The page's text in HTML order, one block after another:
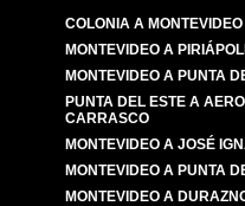
COLONIA A MONTEVIDEO
MONTEVIDEO A
MONTEVIDEO A PUNTA
PUNTA DEL ESTE A
CARRASCO
MONTEVIDEO A JOSÉ
MONTEVIDEO A PUNTA
MONTEVIDEO A